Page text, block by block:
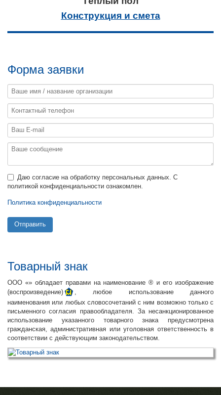
Конструкция и смета
Форма заявки
Даю согласие на обработку персональных данных. С
политикой конфиденциальности ознакомлен.
Политика конфиденциальности
Отправить
Товарный знак
ООО «» обладает правами на наименование ® и его изображение
(воспроизведение)
, любое использование данного
наименования или любых словосочетаний с ним возможно только с
письменного согласия правообладателя. За несанкционированное
использование указанного товарного знака предусмотрена
гражданская, административная или уголовная ответственность в
соответствии с действующим законодательством.